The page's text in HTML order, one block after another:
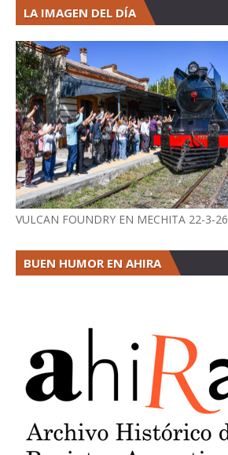
LA IMAGEN DEL DÍA
VULCAN FOUNDRY EN MECHITA 22-3-26
BUEN HUMOR EN AHIRA